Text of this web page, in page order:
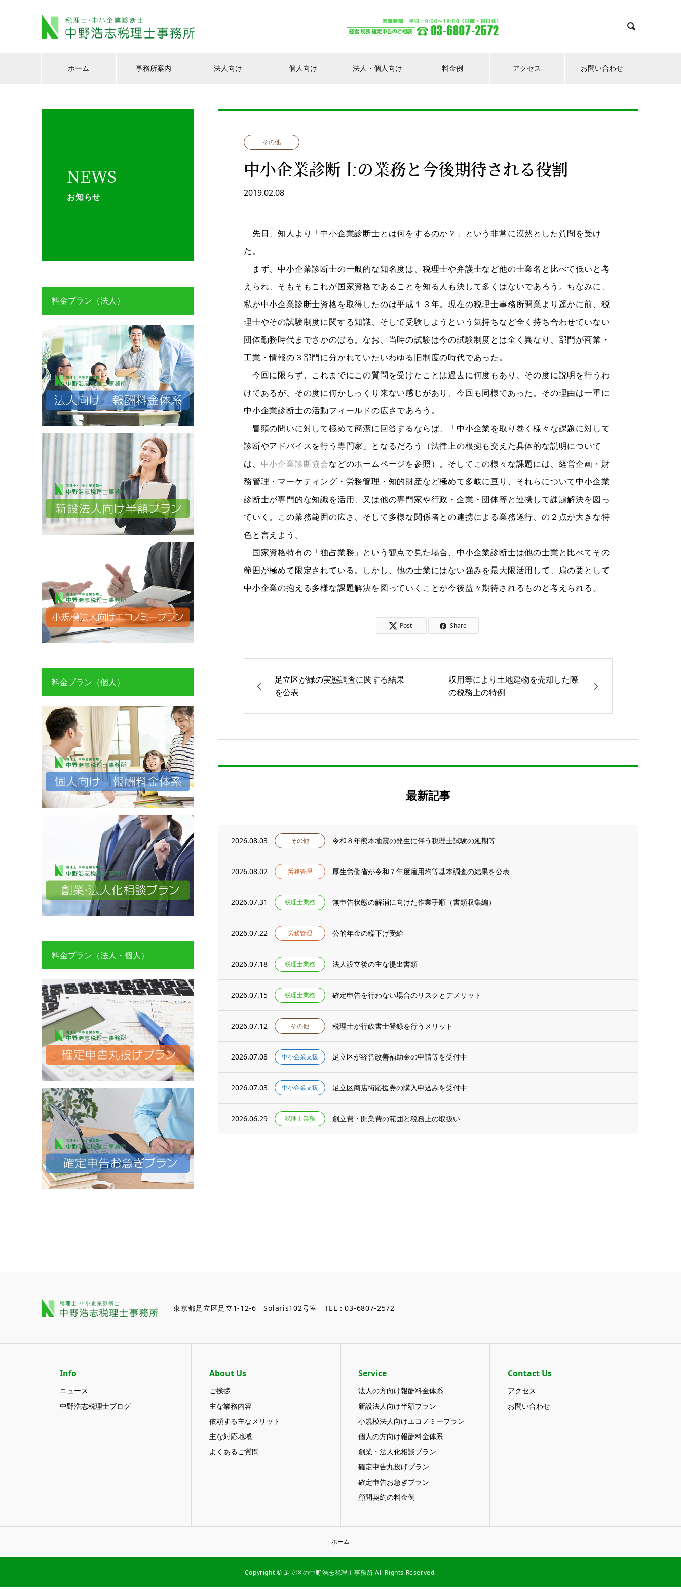

ホーム 事務所案内 法人向け 個人向け 法人・個人向け 料金例 アクセス お問い合わせ
NEWS
お知らせ
その他
中小企業診断士の業務と今後期待される役割
2019.02.08
先日、知人より「中小企業診断士とは何をするのか？」という非常に漠然とした質問を受け
た。
まず、中小企業診断士の一般的な知名度は、税理士や弁護士など他の士業名と比べて低いと考
えられ、そもそもこれが国家資格であることを知る人も決して多くはないであろう。ちなみに、
私が中小企業診断士資格を取得したのは平成１３年。現在の税理士事務所開業より遥かに前、税
理士やその試験制度に関する知識、そして受験しようという気持ちなど全く持ち合わせていない
団体勤務時代までさかのぼる。なお、当時の試験は今の試験制度とは全く異なり、部門が商業・
工業・情報の３部門に分かれていたいわゆる旧制度の時代であった。
今回に限らず、これまでにこの質問を受けたことは過去に何度もあり、その度に説明を行うわ
けであるが、その度に何かしっくり来ない感じがあり、今回も同様であった。その理由は一重に
中小企業診断士の活動フィールドの広さであろう。
冒頭の問いに対して極めて簡潔に回答するならば、「中小企業を取り巻く様々な課題に対して
診断やアドバイスを行う専門家」となるだろう（法律上の根拠も交えた具体的な説明について
は、 中小企業診断協会などのホームページを参照）。そしてこの様々な課題には、経営企画・財
務管理・マーケティング・労務管理・知的財産など極めて多岐に亘り、それらについて中小企業
診断士が専門的な知識を活用、又は他の専門家や行政・企業・団体等と連携して課題解決を図っ
ていく。この業務範囲の広さ、そして多様な関係者との連携による業務遂行、の２点が大きな特
色と言えよう。
国家資格特有の「独占業務」という観点で見た場合、中小企業診断士は他の士業と比べてその
範囲が極めて限定されている。しかし、他の士業にはない強みを最大限活用して、扇の要として
中小企業の抱える多様な課題解決を図っていくことが今後益々期待されるものと考えられる。
Post Share
足立区が緑の実態調査に関する結果
を公表
収用等により土地建物を売却した際
の税務上の特例
最新記事
2026.08.03 その他 令和８年熊本地震の発生に伴う税理士試験の延期等
2026.08.02 労務管理 厚生労働省が令和７年度雇用均等基本調査の結果を公表
2026.07.31 税理士業務 無申告状態の解消に向けた作業手順（書類収集編）
2026.07.22 労務管理 公的年金の繰下げ受給
2026.07.18 税理士業務 法人設立後の主な提出書類
2026.07.15 税理士業務 確定申告を行わない場合のリスクとデメリット
2026.07.12 その他 税理士が行政書士登録を行うメリット
2026.07.08 中小企業支援 足立区が経営改善補助金の申請等を受付中
2026.07.03 中小企業支援 足立区商店街応援券の購入申込みを受付中
2026.06.29 税理士業務 創立費・開業費の範囲と税務上の取扱い
料金プラン（法人）
料金プラン（個人）
料金プラン（法人・個人）
東京都足立区足立1-12-6 Solaris102号室 TEL：03-6807-2572
Info
ニュース
中野浩志税理士ブログ
About Us
ご挨拶
主な業務内容
依頼する主なメリット
主な対応地域
よくあるご質問
Service
法人の方向け報酬料金体系
新設法人向け半額プラン
小規模法人向けエコノミープラン
個人の方向け報酬料金体系
創業・法人化相談プラン
確定申告丸投げプラン
確定申告お急ぎプラン
顧問契約の料金例
Contact Us
アクセス
お問い合わせ
ホーム
Copyright © 足立区の中野浩志税理士事務所 All Rights Reserved.